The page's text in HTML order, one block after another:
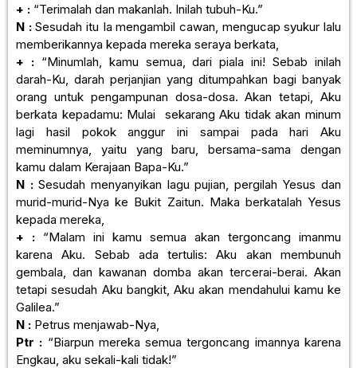
+ : “Terimalah dan makanlah. Inilah tubuh-Ku.”
N :Sesudah itu Ia mengambil cawan, mengucap syukur lalu
memberikannya kepada mereka seraya berkata,
+ :“Minumlah, kamu semua, dari piala ini! Sebab inilah
darah-Ku, darah perjanjian yang ditumpahkan bagi banyak
orang untuk pengampunan dosa-dosa. Akan tetapi, Aku
berkata kepadamu: Mulai sekarang Aku tidak akan minum
lagi hasil pokok anggur ini sampai pada hari Aku
meminumnya, yaitu yang baru, bersama-sama dengan
kamu dalam Kerajaan Bapa-Ku.”
N :Sesudah menyanyikan lagu pujian, pergilah Yesus dan
murid-murid-Nya ke Bukit Zaitun. Maka berkatalah Yesus
kepada mereka,
+ : “Malam ini kamu semua akan tergoncang imanmu
karena Aku. Sebab ada tertulis: Aku akan membunuh
gembala, dan kawanan domba akan tercerai-berai. Akan
tetapi sesudah Aku bangkit, Aku akan mendahului kamu ke
Galilea.”
N : Petrus menjawab-Nya,
Ptr : “Biarpun mereka semua tergoncang imannya karena
Engkau, aku sekali-kali tidak!”